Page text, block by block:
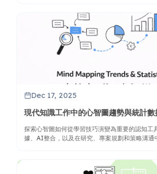
Dec 17, 2025
現代知識工作中的心智圖趨勢與統計數
探索心智圖如何從學習技巧演變為重要的認知工
據、AI整合，以及在研究、專案規劃和策略溝通